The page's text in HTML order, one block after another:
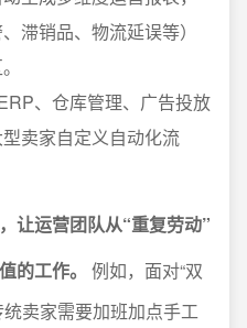
滞销品、物流延误等）
、仓库管理、广告投放
卖家自定义自动化流
让运营团队从“重复劳动”
的工作。
例如，面对“双
卖家需要加班加点手工